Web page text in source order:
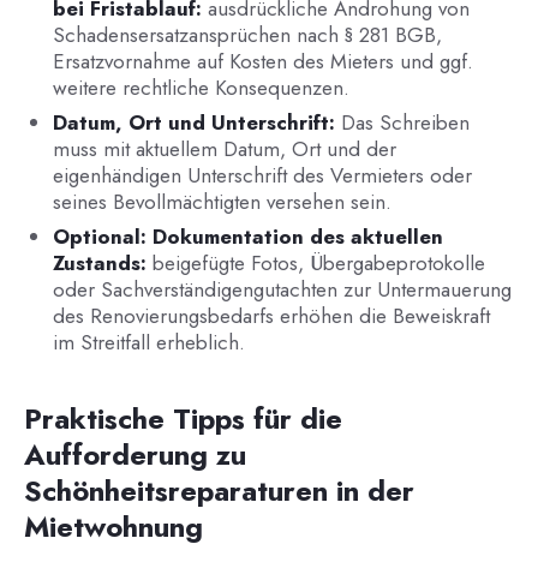
bei Fristablauf: ausdrückliche Androhung von
Schadensersatzansprüchen nach § 281 BGB,
Ersatzvornahme auf Kosten des Mieters und ggf.
weitere rechtliche Konsequenzen.
Datum, Ort und Unterschrift: Das Schreiben
muss mit aktuellem Datum, Ort und der
eigenhändigen Unterschrift des Vermieters oder
seines Bevollmächtigten versehen sein.
Optional: Dokumentation des aktuellen
Zustands: beigefügte Fotos, Übergabeprotokolle
oder Sachverständigengutachten zur Untermauerung
des Renovierungsbedarfs erhöhen die Beweiskraft
im Streitfall erheblich.
Praktische Tipps für die
Aufforderung zu
Schönheitsreparaturen in der
Mietwohnung